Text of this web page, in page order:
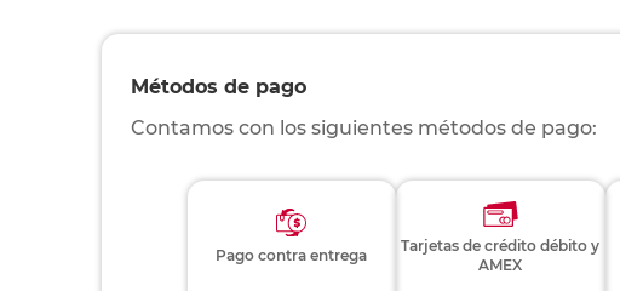
Métodos de pago
Contamos con los siguientes métodos de pago:
Pago contra entrega
Tarjetas de crédito débito y
AMEX